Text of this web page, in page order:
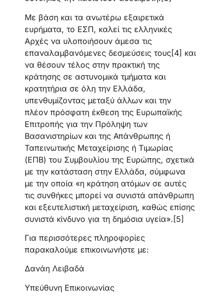
Με βάση και τα ανωτέρω εξαιρετικά
ευρήματα, το ΕΣΠ, καλεί τις ελληνικές
Αρχές να υλοποιήσουν άμεσα τις
επαναλαμβανόμενες δεσμεύσεις τους[4] και
να θέσουν τέλος στην πρακτική της
κράτησης σε αστυνομικά τμήματα και
κρατητήρια σε όλη την Ελλάδα,
υπενθυμίζοντας μεταξύ άλλων και την
πλέον πρόσφατη έκθεση της Ευρωπαϊκής
Επιτροπής για την Πρόληψη των
Βασανιστηρίων και της Απάνθρωπης ή
Ταπεινωτικής Μεταχείρισης ή Τιμωρίας
(ΕΠΒ) του Συμβουλίου της Ευρώπης, σχετικά
με την κατάσταση στην Ελλάδα, σύμφωνα
με την οποία «η κράτηση ατόμων σε αυτές
τις συνθήκες μπορεί να συνιστά απάνθρωπη
και εξευτελιστική μεταχείριση, καθώς επίσης
συνιστά κίνδυνο για τη δημόσια υγεία».[5]
Για περισσότερες πληροφορίες
παρακαλούμε επικοινωνήστε με:
Δανάη Λειβαδά
Υπεύθυνη Επικοινωνίας